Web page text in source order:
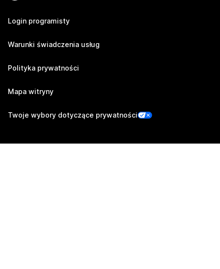
Login programisty
Warunki świadczenia usług
Polityka prywatności
Mapa witryny
Twoje wybory dotyczące prywatności